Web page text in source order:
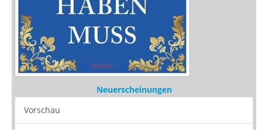
Neuerscheinungen
Vorschau